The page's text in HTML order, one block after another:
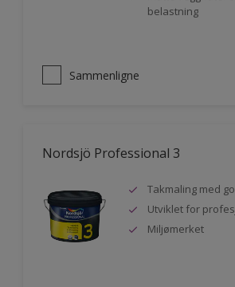
belastning
Sammenligne
Nordsjö Professional 3
Takmaling med
Utviklet for
Miljømerket